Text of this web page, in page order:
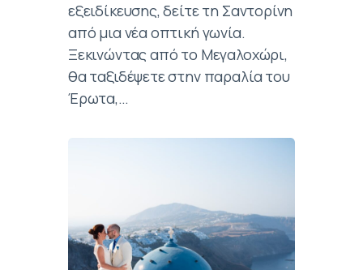
εξειδίκευσης, δείτε τη Σαντορίνη
από μια νέα οπτική γωνία.
Ξεκινώντας από το Μεγαλοχώρι,
θα ταξιδέψετε στην παραλία του
Έρωτα,…